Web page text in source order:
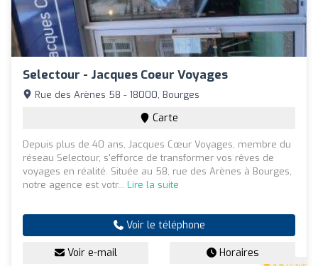
Selectour - Jacques Coeur Voyages
Rue des Arènes 58 - 18000, Bourges
Carte
Depuis plus de 40 ans, Jacques Cœur Voyages, membre du
réseau Selectour, s'efforce de transformer vos rêves de
voyages en réalité. Située au 58, rue des Arènes à Bourges,
notre agence est votr... Lire la suite
Voir le téléphone
Voir e-mail Horaires